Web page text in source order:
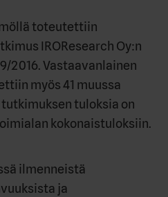
toteutettiin
IROResearch Oy:n
2016. Vastaavanlainen
myös 41 muussa
tuloksia on
kokonaistuloksiin.
ilmenneistä
ja